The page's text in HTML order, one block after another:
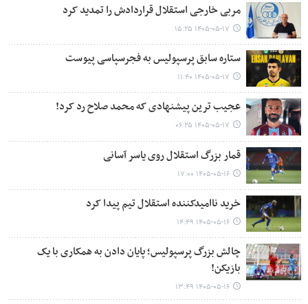
مربی خارجی استقلال قراردادش را تمدید کرد
۱۴۰۵-۰۵-۱۷ ۱۵:۲۵
ستاره سابق پرسپولیس به فجرسپاسی پیوست
۱۴۰۵-۰۵-۱۷ ۱۱:۴۰
عجیب ترین پیشنهادی که محمد صلاح رد کرد!
۱۴۰۵-۰۵-۱۷ ۰۶:۲۵
قمار بزرگ استقلال روی یاسر آسانی
۱۴۰۵-۰۵-۱۶ ۱۷:۰۰
خرید ناامیدکننده استقلال تیم پیدا کرد
۱۴۰۵-۰۵-۱۶ ۱۴:۴۹
چالش بزرگ پرسپولیس؛ پایان دادن به همکاری با یک
بازیکن!
۱۴۰۵-۰۵-۱۶ ۱۳:۴۹